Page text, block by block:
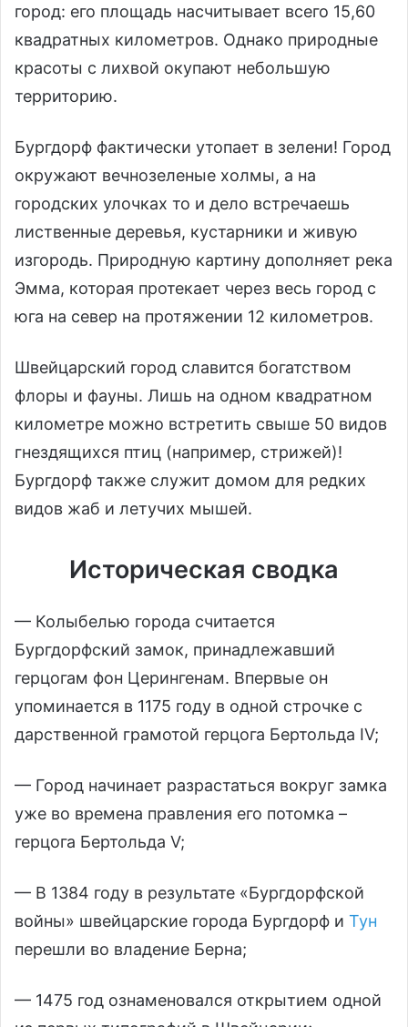
город: его площадь насчитывает всего 15,60
квадратных километров. Однако природные
красоты с лихвой окупают небольшую
территорию.
Бургдорф фактически утопает в зелени! Город
окружают вечнозеленые холмы, а на
городских улочках то и дело встречаешь
лиственные деревья, кустарники и живую
изгородь. Природную картину дополняет река
Эмма, которая протекает через весь город с
юга на север на протяжении 12 километров.
Швейцарский город славится богатством
флоры и фауны. Лишь на одном квадратном
километре можно встретить свыше 50 видов
гнездящихся птиц (например, стрижей)!
Бургдорф также служит домом для редких
видов жаб и летучих мышей.
Историческая сводка
— Колыбелью города считается
Бургдорфский замок, принадлежавший
герцогам фон Церингенам. Впервые он
упоминается в 1175 году в одной строчке с
дарственной грамотой герцога Бертольда IV;
— Город начинает разрастаться вокруг замка
уже во времена правления его потомка –
герцога Бертольда V;
— В 1384 году в результате «Бургдорфской
войны» швейцарские города Бургдорф и Тун
перешли во владение Берна;
— 1475 год ознаменовался открытием одной